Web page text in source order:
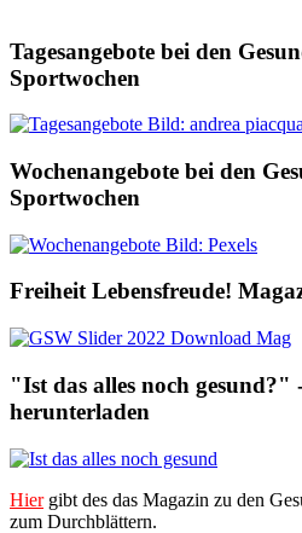
Tagesangebote bei den
Sportwochen
Wochenangebote bei den
Sportwochen
Freiheit Lebensfreude!
"Ist das alles noch gesund?"
herunterladen
Hiergibt des das Magazin zu den
zum Durchblättern.